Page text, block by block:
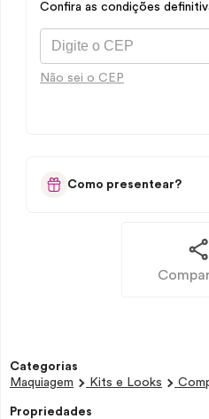
Confira as condições
Não sei o CEP
Como presentear?
Categorias
Maquiagem
Kits e Looks
Propriedades